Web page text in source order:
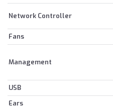
Network Controller
Fans
Management
USB
Ears